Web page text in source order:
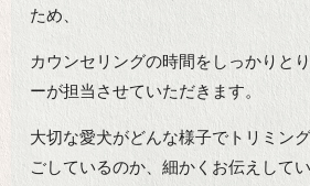
ため、
カウンセリングの時間をしっかりと
ーが担当させていただきます。
大切な愛犬がどんな様子でトリミン
ごしているのか、細かくお伝えしてい